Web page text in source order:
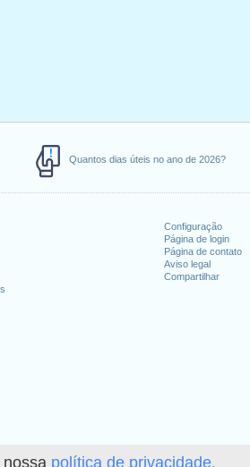
política de privacidade.
Quantos dias úteis no ano de 2026?
Configuração
Página de login
Página de contato
Aviso legal
Compartilhar